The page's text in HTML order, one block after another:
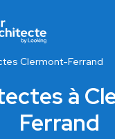
Clermont-Ferrand
à
Ferrand